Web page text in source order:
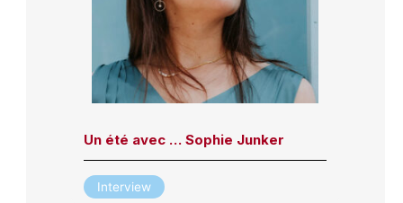
Un été avec … Sophie Junker
Interview